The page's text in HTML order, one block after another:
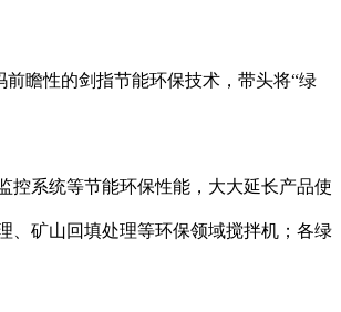
瞻性的剑指节能环保技术，带头将“绿
系统等节能环保性能，大大延长产品使
、矿山回填处理等环保领域搅拌机；各绿